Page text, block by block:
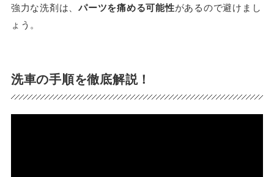
強力な洗剤は、パーツを痛める可能性があるので避けまし
ょう。
洗車の手順を徹底解説！